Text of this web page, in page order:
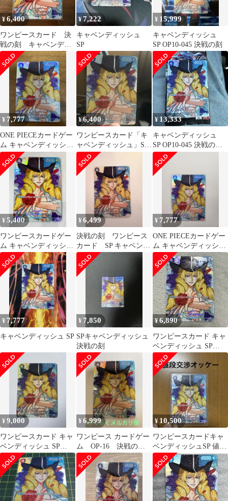
¥6,400
ワンピースカード 決
戦の刻 キャベンディ
ッシュ SP
¥7,222
キャベンディッシュ
SP
¥ 15,999
キャベンディッシュ
SP OP10-045 決戦の刻
¥ 7,777
ONE PIECEカードゲー
ム キャベンディッシュ
sp OP10-045
¥6,400
ワンピースカード「キ
ャベンディッシュ」SP
決戦の刻
¥ 13,333
キャベンディッシュ
SP OP10-045 決戦の
刻 ワンピースカード
ゲーム
¥5,400
ワンピースカードゲー
ム キャベンディッシュ
SP OP10-045
¥6,499
決戦の刻 ワンピース
カード SP キャベンデ
ィッシュ OP10-045
¥ 7,777
ONE PIECEカードゲー
ム キャベンディッシュ
SP OP10-045
¥ 7,777
キャベンディッシュ SP
¥ 7,850
SPキャベンディッシュ
決戦の刻
¥6,890
ワンピースカード キャ
ベンディッシュ SP
OP10-045 決戦の刻
¥9,000
ワンピースカード キャ
ベンディッシュ SP
OP10-045 決戦の刻
¥6,999
ワンピース カードゲー
ム OP-16 決戦の
刻 キャベンディッシ
ュ SPカード
¥ 10,500
ワンピースカードキャ
ベンディッシュSP 値引
きOK 聞きたいことあ
ったら聞いて